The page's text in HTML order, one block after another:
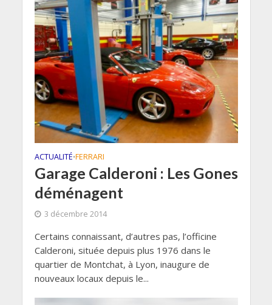
ACTUALITÉ•FERRARI
Garage Calderoni : Les Gones
déménagent
3 décembre 2014
Certains connaissant, d’autres pas, l’officine
Calderoni, située depuis plus 1976 dans le
quartier de Montchat, à Lyon, inaugure de
nouveaux locaux depuis le...